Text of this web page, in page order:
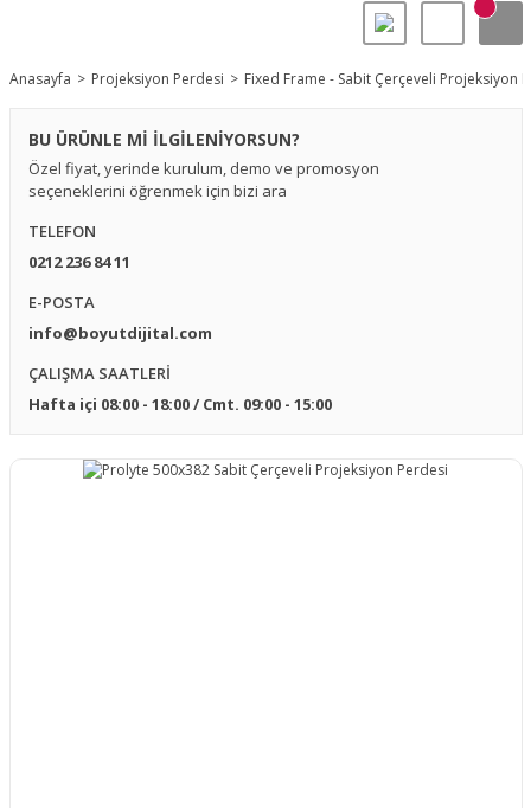
Anasayfa Projeksiyon Perdesi Fixed Frame - Sabit Çerçeveli Projeksiyon
BU ÜRÜNLE Mİ İLGİLENİYORSUN?
Özel fiyat, yerinde kurulum, demo ve promosyon
seçeneklerini öğrenmek için bizi ara
TELEFON
0212 236 84 11
E-POSTA
info@boyutdijital.com
ÇALIŞMA SAATLERİ
Hafta içi 08:00 - 18:00 / Cmt. 09:00 - 15:00